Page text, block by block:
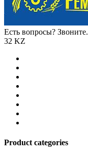
Есть вопросы? Звоните.
32 KZ
Product categories